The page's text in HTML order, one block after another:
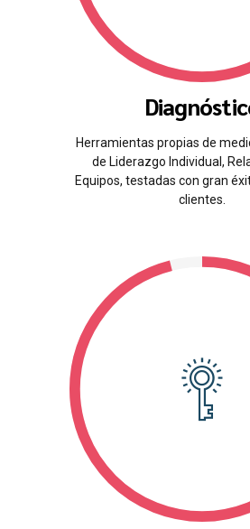
Herramientas propias de
de Liderazgo Individual,
Equipos, testadas con gran
clientes.